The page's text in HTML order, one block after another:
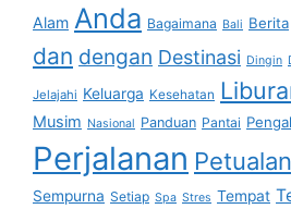
Alam Anda Bagaimana Bali Berita
dan dengan Destinasi Dingin
Jelajahi Keluarga Kesehatan
Musim Nasional Panduan Pantai
Perjalanan
Sempurna Setiap Spa Stres Tempat